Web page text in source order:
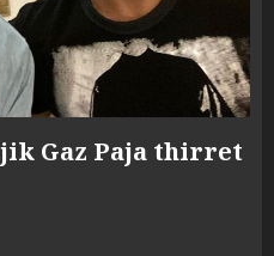
Gaz Paja thirret